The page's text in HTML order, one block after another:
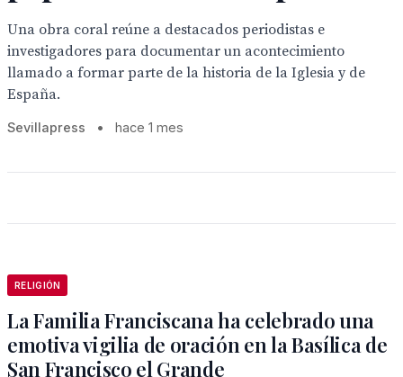
Una obra coral reúne a destacados periodistas e
investigadores para documentar un acontecimiento
llamado a formar parte de la historia de la Iglesia y de
España.
Sevillapress • hace 1 mes
RELIGIÓN
La Familia Franciscana ha celebrado una
emotiva vigilia de oración en la Basílica de
San Francisco el Grande